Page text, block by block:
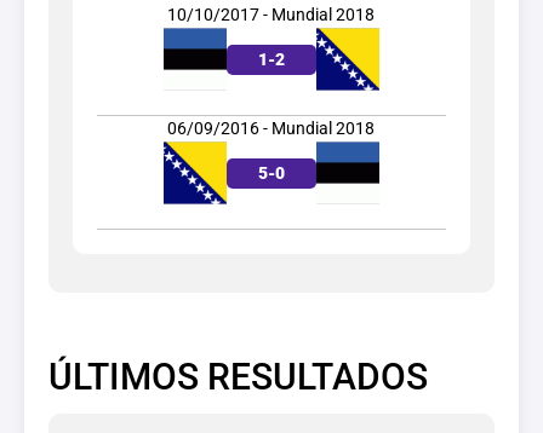
10/10/2017 - Mundial 2018
1-2
06/09/2016 - Mundial 2018
5-0
ÚLTIMOS RESULTADOS